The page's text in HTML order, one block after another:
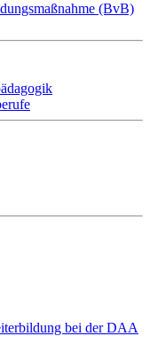
(BvB)
bei der DAA